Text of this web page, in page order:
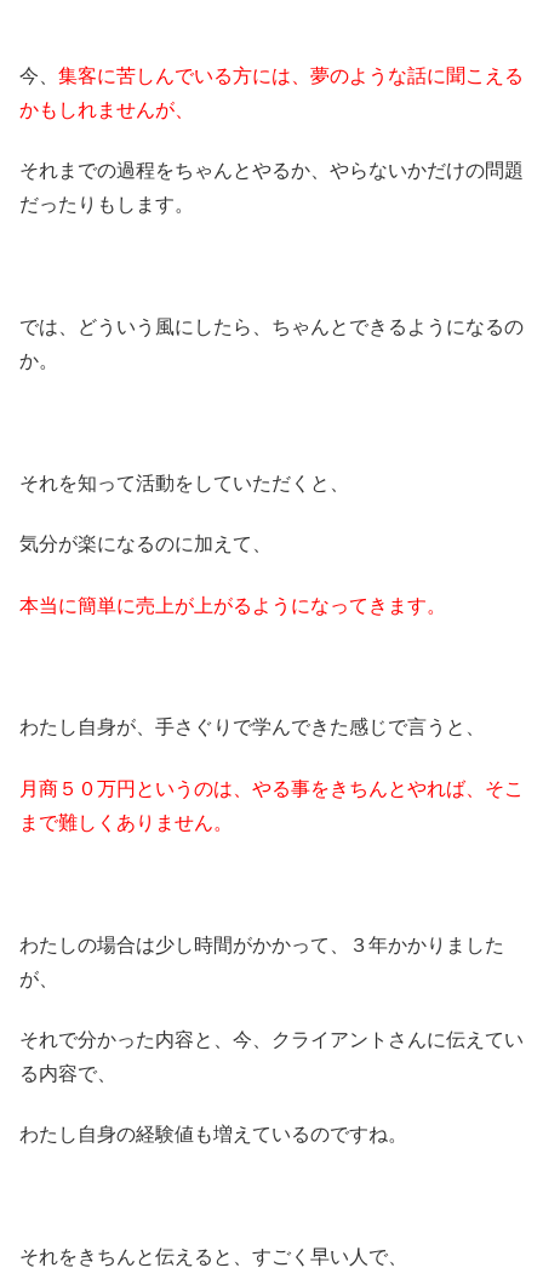
今、 集客に苦しんでいる方には、夢のような話に聞こえる
かもしれませんが、
それまでの過程をちゃんとやるか、やらないかだけの問題
だったりもします。
では、どういう風にしたら、ちゃんとできるようになるの
か。
それを知って活動をしていただくと、
気分が楽になるのに加えて、
本当に簡単に売上が上がるようになってきます。
わたし自身が、手さぐりで学んできた感じで言うと、
月商５０万円というのは、やる事をきちんとやれば、そこ
まで難しくありません。
わたしの場合は少し時間がかかって、３年かかりました
が、
それで分かった内容と、今、クライアントさんに伝えてい
る内容で、
わたし自身の経験値も増えているのですね。
それをきちんと伝えると、すごく早い人で、